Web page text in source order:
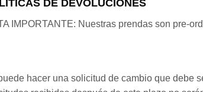
DE DEVOLUCIONES
IMPORTANTE: Nuestras prendas son pre-
hacer una solicitud de cambio que debe